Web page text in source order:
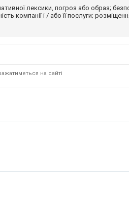
лексики, погроз або образ;
компанії і / або її послуги;
на сайті